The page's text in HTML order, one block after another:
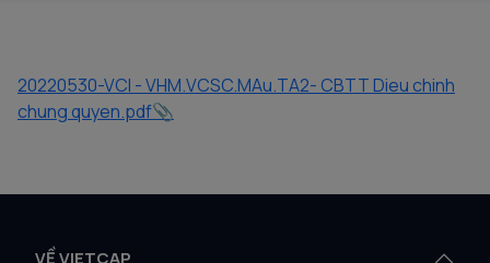
20220530-VCI - VHM.VCSC.MAu.TA2- CBTT Dieu chinh
chung quyen.pdf
VỀ VIETCAP